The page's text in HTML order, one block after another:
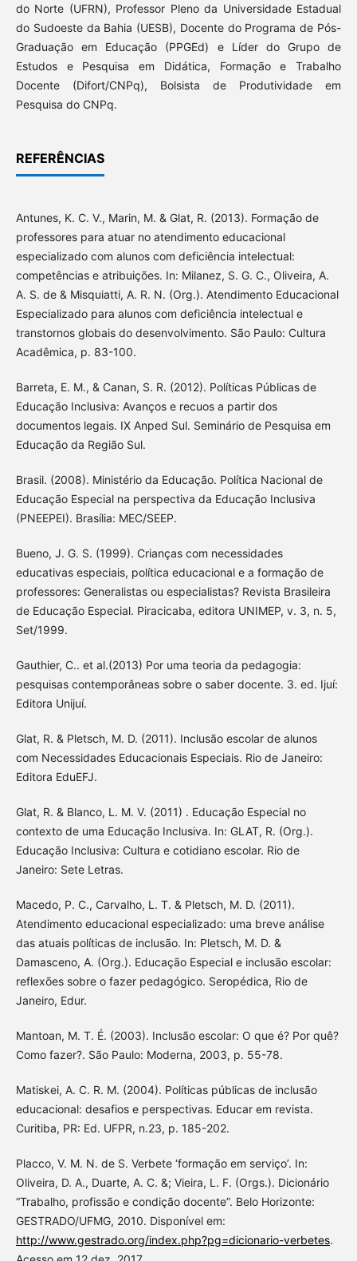
do Norte (UFRN), Professor Pleno da Universidade Estadual
do Sudoeste da Bahia (UESB), Docente do Programa de Pós-
Graduação em Educação (PPGEd) e Líder do Grupo de
Estudos e Pesquisa em Didática, Formação e Trabalho
Docente (Difort/CNPq), Bolsista de Produtividade em
Pesquisa do CNPq.
REFERÊNCIAS
Antunes, K. C. V., Marin, M. & Glat, R. (2013). Formação de
professores para atuar no atendimento educacional
especializado com alunos com deficiência intelectual:
competências e atribuições. In: Milanez, S. G. C., Oliveira, A.
A. S. de & Misquiatti, A. R. N. (Org.). Atendimento Educacional
Especializado para alunos com deficiência intelectual e
transtornos globais do desenvolvimento. São Paulo: Cultura
Acadêmica, p. 83-100.
Barreta, E. M., & Canan, S. R. (2012). Políticas Públicas de
Educação Inclusiva: Avanços e recuos a partir dos
documentos legais. IX Anped Sul. Seminário de Pesquisa em
Educação da Região Sul.
Brasil. (2008). Ministério da Educação. Política Nacional de
Educação Especial na perspectiva da Educação Inclusiva
(PNEEPEI). Brasília: MEC/SEEP.
Bueno, J. G. S. (1999). Crianças com necessidades
educativas especiais, política educacional e a formação de
professores: Generalistas ou especialistas? Revista Brasileira
de Educação Especial. Piracicaba, editora UNIMEP, v. 3, n. 5,
Set/1999.
Gauthier, C.. et al.(2013) Por uma teoria da pedagogia:
pesquisas contemporâneas sobre o saber docente. 3. ed. Ijuí:
Editora Unijuí.
Glat, R. & Pletsch, M. D. (2011). Inclusão escolar de alunos
com Necessidades Educacionais Especiais. Rio de Janeiro:
Editora EduEFJ.
Glat, R. & Blanco, L. M. V. (2011) . Educação Especial no
contexto de uma Educação Inclusiva. In: GLAT, R. (Org.).
Educação Inclusiva: Cultura e cotidiano escolar. Rio de
Janeiro: Sete Letras.
Macedo, P. C., Carvalho, L. T. & Pletsch, M. D. (2011).
Atendimento educacional especializado: uma breve análise
das atuais políticas de inclusão. In: Pletsch, M. D. &
Damasceno, A. (Org.). Educação Especial e inclusão escolar:
reflexões sobre o fazer pedagógico. Seropédica, Rio de
Janeiro, Edur.
Mantoan, M. T. É. (2003). Inclusão escolar: O que é? Por quê?
Como fazer?. São Paulo: Moderna, 2003, p. 55-78.
Matiskei, A. C. R. M. (2004). Políticas públicas de inclusão
educacional: desafios e perspectivas. Educar em revista.
Curitiba, PR: Ed. UFPR, n.23, p. 185-202.
Placco, V. M. N. de S. Verbete ‘formação em serviço’. In:
Oliveira, D. A., Duarte, A. C. &; Vieira, L. F. (Orgs.). Dicionário
“Trabalho, profissão e condição docente”. Belo Horizonte:
GESTRADO/UFMG, 2010. Disponível em:
http://www.gestrado.org/index.php?pg=dicionario-verbetes.